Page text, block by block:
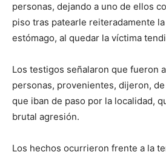
personas, dejando a uno de ellos
piso tras patearle reiteradamente
estómago, al quedar la víctima
Los testigos señalaron que fueron
personas, provenientes, dijeron,
que iban de paso por la localidad,
brutal agresión.
Los hechos ocurrieron frente a la